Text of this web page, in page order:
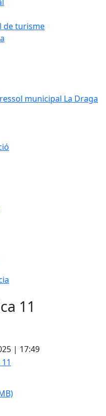
de turisme
municipal La Draga
11
| 17:49